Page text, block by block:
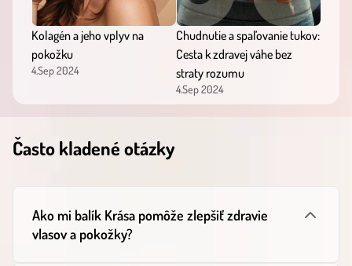
Kolagén a jeho vplyv na
pokožku
4.Sep 2024
Chudnutie a spaľovanie tukov:
Cesta k zdravej váhe bez
straty rozumu
4.Sep 2024
Často kladené otázky
Ako mi balík Krása pomôže zlepšiť zdravie
vlasov a pokožky?